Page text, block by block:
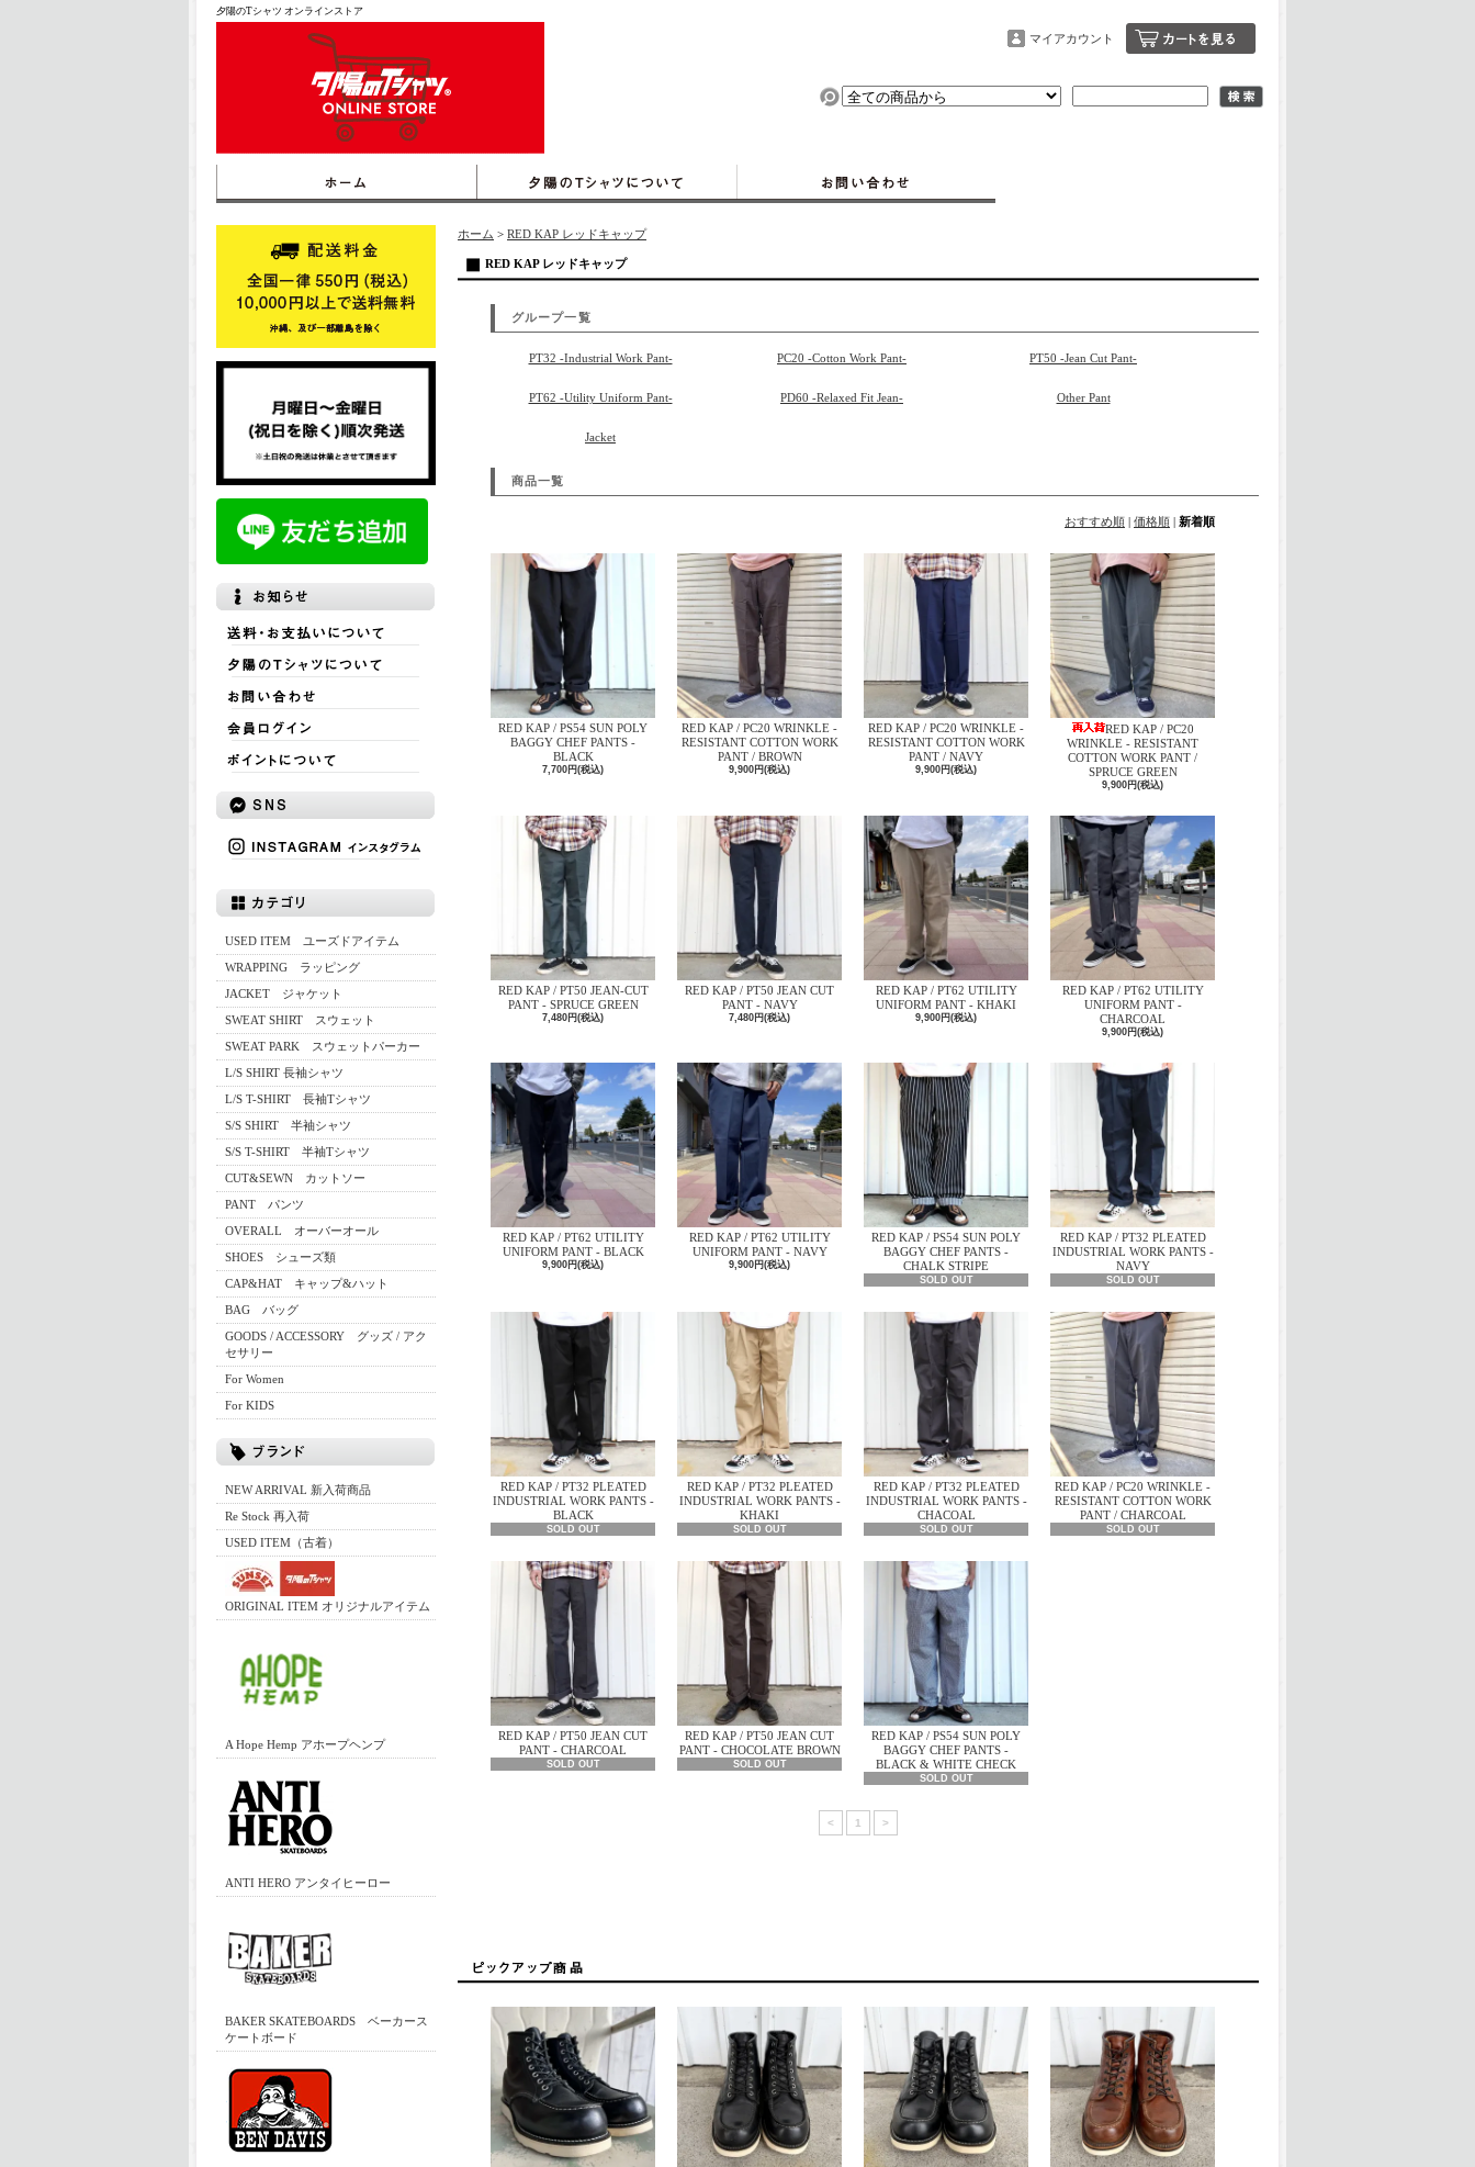
夕陽のTシャツ オンラインストア
マイアカウント
USED ITEM ユーズドアイテム
WRAPPING ラッピング
JACKET ジャケット
SWEAT SHIRT スウェット
SWEAT PARK スウェットパーカー
L/S SHIRT 長袖シャツ
L/S T-SHIRT 長袖Tシャツ
S/S SHIRT 半袖シャツ
S/S T-SHIRT 半袖Tシャツ
CUT&SEWN カットソー
PANT パンツ
OVERALL オーバーオール
SHOES シューズ類
CAP&HAT キャップ&ハット
BAG バッグ
GOODS / ACCESSORY グッズ / アク
セサリー
For Women
For KIDS
NEW ARRIVAL 新入荷商品
Re Stock 再入荷
USED ITEM（古着）
ORIGINAL ITEM オリジナルアイテム
A Hope Hemp アホープヘンプ
ANTI HERO アンタイヒーロー
BAKER SKATEBOARDS ベーカース
ケートボード
ホーム > RED KAP レッドキャップ
RED KAP レッドキャップ
グループ一覧
PT32 -Industrial Work Pant- PC20 -Cotton Work Pant- PT50 -Jean Cut Pant-
PT62 -Utility Uniform Pant- PD60 -Relaxed Fit Jean- Other Pant
Jacket
商品一覧
おすすめ順 | 価格順 | 新着順
RED KAP / PS54 SUN POLY
BAGGY CHEF PANTS -
BLACK
7,700円(税込)
RED KAP / PC20 WRINKLE -
RESISTANT COTTON WORK
PANT / BROWN
9,900円(税込)
RED KAP / PC20 WRINKLE -
RESISTANT COTTON WORK
PANT / NAVY
9,900円(税込)
RED KAP / PC20
WRINKLE - RESISTANT
COTTON WORK PANT /
SPRUCE GREEN
9,900円(税込)
RED KAP / PT50 JEAN-CUT
PANT - SPRUCE GREEN
7,480円(税込)
RED KAP / PT50 JEAN CUT
PANT - NAVY
7,480円(税込)
RED KAP / PT62 UTILITY
UNIFORM PANT - KHAKI
9,900円(税込)
RED KAP / PT62 UTILITY
UNIFORM PANT -
CHARCOAL
9,900円(税込)
RED KAP / PT62 UTILITY
UNIFORM PANT - BLACK
9,900円(税込)
RED KAP / PT62 UTILITY
UNIFORM PANT - NAVY
9,900円(税込)
RED KAP / PS54 SUN POLY
BAGGY CHEF PANTS -
CHALK STRIPE
SOLD OUT
RED KAP / PT32 PLEATED
INDUSTRIAL WORK PANTS -
NAVY
SOLD OUT
RED KAP / PT32 PLEATED
INDUSTRIAL WORK PANTS -
BLACK
SOLD OUT
RED KAP / PT32 PLEATED
INDUSTRIAL WORK PANTS -
KHAKI
SOLD OUT
RED KAP / PT32 PLEATED
INDUSTRIAL WORK PANTS -
CHACOAL
SOLD OUT
RED KAP / PC20 WRINKLE -
RESISTANT COTTON WORK
PANT / CHARCOAL
SOLD OUT
RED KAP / PT50 JEAN CUT
PANT - CHARCOAL
SOLD OUT
RED KAP / PT50 JEAN CUT
PANT - CHOCOLATE BROWN
SOLD OUT
RED KAP / PS54 SUN POLY
BAGGY CHEF PANTS -
BLACK & WHITE CHECK
SOLD OUT
< 1 >